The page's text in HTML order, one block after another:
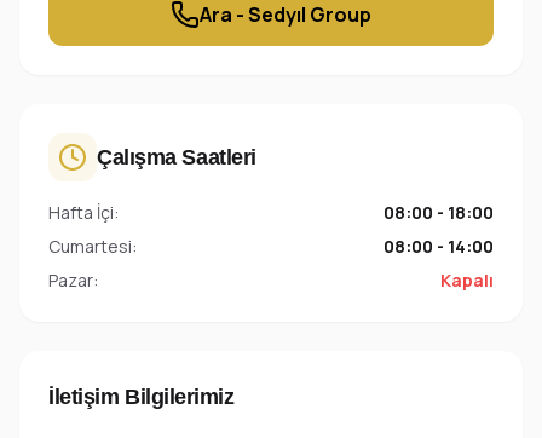
Ara - Sedyıl Group
Çalışma Saatleri
Hafta İçi:
08:00 - 18:00
Cumartesi:
08:00 - 14:00
Pazar:
Kapalı
İletişim Bilgilerimiz